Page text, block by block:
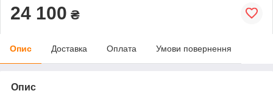
24 100 ₴
Опис Доставка Оплата Умови повернення
Опис